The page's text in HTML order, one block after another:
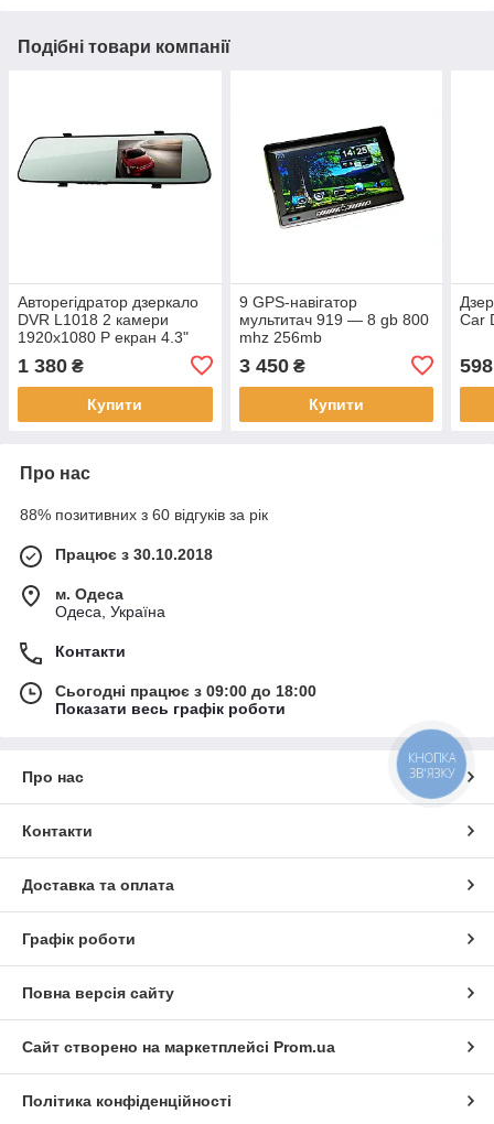
Подібні товари компанії
Авторегідратор дзеркало
DVR L1018 2 камери
1920x1080 P екран 4.3"
1 380 ₴
Купити
9 GPS-навігатор
мультитач 919 — 8 gb 800
mhz 256mb
3 450₴
Купити
Car
598
Про нас
88% позитивних з 60 відгуків за рік
Працює з 30.10.2018
м. Одеса
Одеса, Україна
Контакти
Сьогодні працює з 09:00 до 18:00
Показати весь графік роботи
Про нас
Контакти
Доставка та оплата
Графік роботи
Повна версія сайту
Сайт створено на маркетплейсі Prom.ua
Політика конфіденційності
КНОПКА
ЗВ'ЯЗКУ